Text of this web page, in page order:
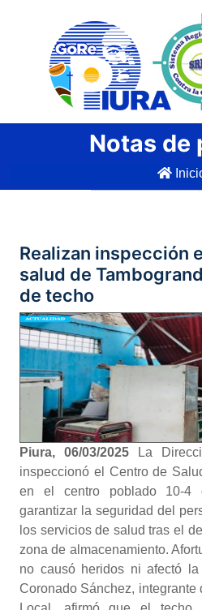
Notas de
Realizan inspección
salud de
de techo
Piura, 06/03/2025
La
inspeccionó el Centro de
en el centro poblado 10-4
garantizar la seguridad del
los servicios de salud tras el
zona de almacenamiento.
no causó heridos ni afectó la
Coronado Sánchez,